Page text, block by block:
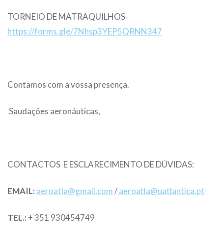
TORNEIO DE MATRAQUILHOS-
https://forms.gle/7Nhsp3YEP5QRNN347
Contamos com a vossa presença.
Saudações aeronáuticas,
CONTACTOS E ESCLARECIMENTO DE DÚVIDAS:
EMAIL: aeroatla@gmail.com/aeroatla@uatlantica.pt
TEL.: + 351 930454749